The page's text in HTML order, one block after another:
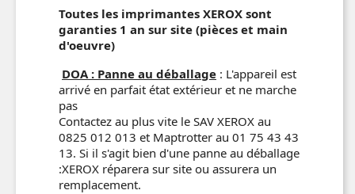
Toutes les imprimantes XEROX sont
garanties 1 an sur site (pièces et main
d'oeuvre)
DOA : Panne au déballage : L'appareil est
arrivé en parfait état extérieur et ne marche
pas
Contactez au plus vite le SAV XEROX au
0825 012 013 et Maptrotter au 01 75 43 43
13. Si il s'agit bien d'une panne au déballage
:XEROX réparera sur site ou assurera un
remplacement.